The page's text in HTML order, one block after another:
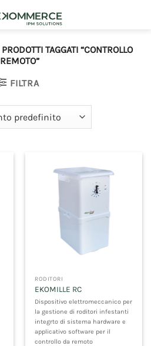
PRODOTTI TAGGATI “CONTROLLO
REMOTO”
FILTRA
RODITORI
EKOMILLE RC
Dispositivo elettromeccanico per
la gestione di roditori infestanti
integrto di sistema hardware e
applicativo software per il
controllo da remoto